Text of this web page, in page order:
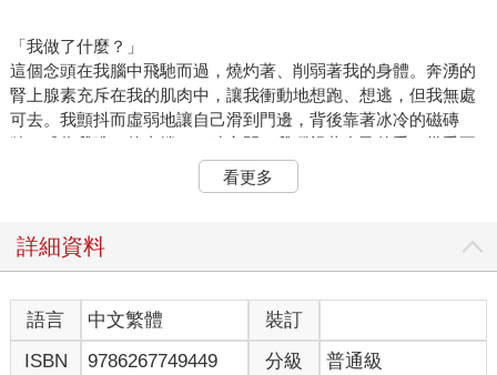
「我做了什麼？」
這個念頭在我腦中飛馳而過，燒灼著、削弱著我的身體。奔湧的
腎上腺素充斥在我的肌肉中，讓我衝動地想跑、想逃，但我無處
可去。我顫抖而虛弱地讓自己滑到門邊，背後靠著冰冷的磁磚
牆，成為我唯一的支撐。一時之間，我瞪視著自己的手，幾乎不
再認得這雙手，彷彿我不曾看過它們包在沾滿血的醫用手套裡。
它們對我而言感覺如同異物：有個陌生人的手因為無可解釋的錯
隔著空調持續的氣流聲，有一陣微弱而穩定的嗶嗶響不停傳來。
只有一雙眼睛帶著怒視的目光，只要有機會就直勾勾射進我眼
裡，在面罩和厚厚的鏡片後方，鋼藍色的虹膜如死亡般冰冷。羅
勃‧柏格醫師仍坐在麻醉裝置旁的座位，一句話也不需要說。我們
看更多
詳細資料
語言 中文繁體
裝訂
ISBN
9786267749449 分級 普通級